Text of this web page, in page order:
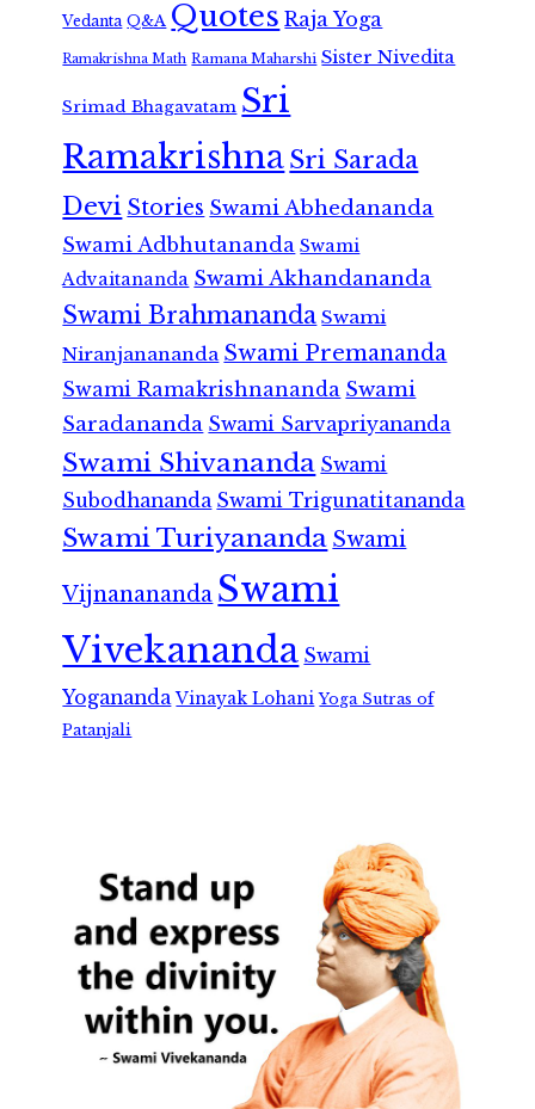
Vedanta Q&A Quotes Raja Yoga
Ramakrishna Math Ramana Maharshi Sister Nivedita
Srimad Bhagavatam Sri
RamakrishnaSri Sarada
Devi Stories Swami Abhedananda
Swami Adbhutananda Swami
Advaitananda Swami Akhandananda
Swami Brahmananda Swami
Niranjanananda Swami Premananda
Swami Ramakrishnananda Swami
Saradananda Swami Sarvapriyananda
Swami Shivananda Swami
Subodhananda Swami Trigunatitananda
Swami Turiyananda Swami
Vijnanananda Swami
Vivekananda Swami
Yogananda Vinayak Lohani Yoga Sutras of
Patanjali